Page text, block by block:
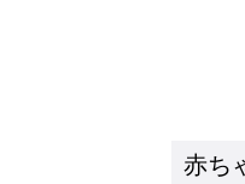
赤ち